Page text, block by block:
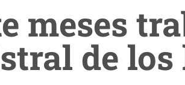
meses
de